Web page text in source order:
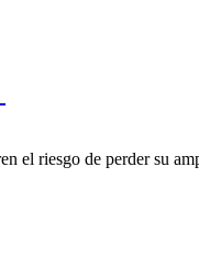
riesgo de perder su